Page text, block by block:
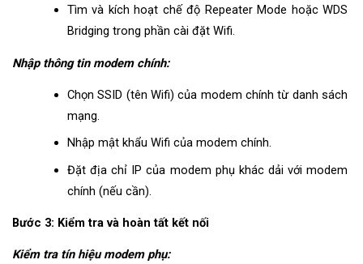
Tìm và kích hoạt chế độ Repeater Mode hoặc WDS
Bridging trong phần cài đặt Wifi.
Nhập thông tin modem chính:
Chọn SSID (tên Wifi) của modem chính từ danh sách
mạng.
Nhập mật khẩu Wifi của modem chính.
Đặt địa chỉ IP của modem phụ khác dải với modem
chính (nếu cần).
Bước 3: Kiểm tra và hoàn tất kết nối
Kiểm tra tín hiệu modem phụ: